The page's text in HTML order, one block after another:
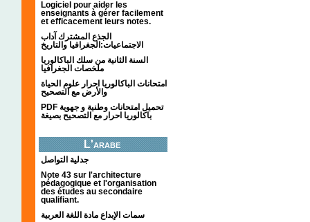
Logiciel pour aider les
enseignants à gérer facilement
et efficacement leurs notes.
الجذع المشترك آداب
الاجتماعيات:الجغرافيا والتاريخ
السنة الثانية من سلك الباكالوريا
ملخصات الجغرافيا
امتحانات الباكالوريا احرار علوم الحياة
والأرض مع التصحيح
PDF تحميل امتحانات وطنية و جهوية
باكالوريا احرار مع التصحيح بصيغة
L'arabe
جدلية التواصل
Note 43 sur l'architecture
pédagogique et l'organisation
des études au secondaire
qualifiant.
سمات الإبداع مادة اللغة العربية